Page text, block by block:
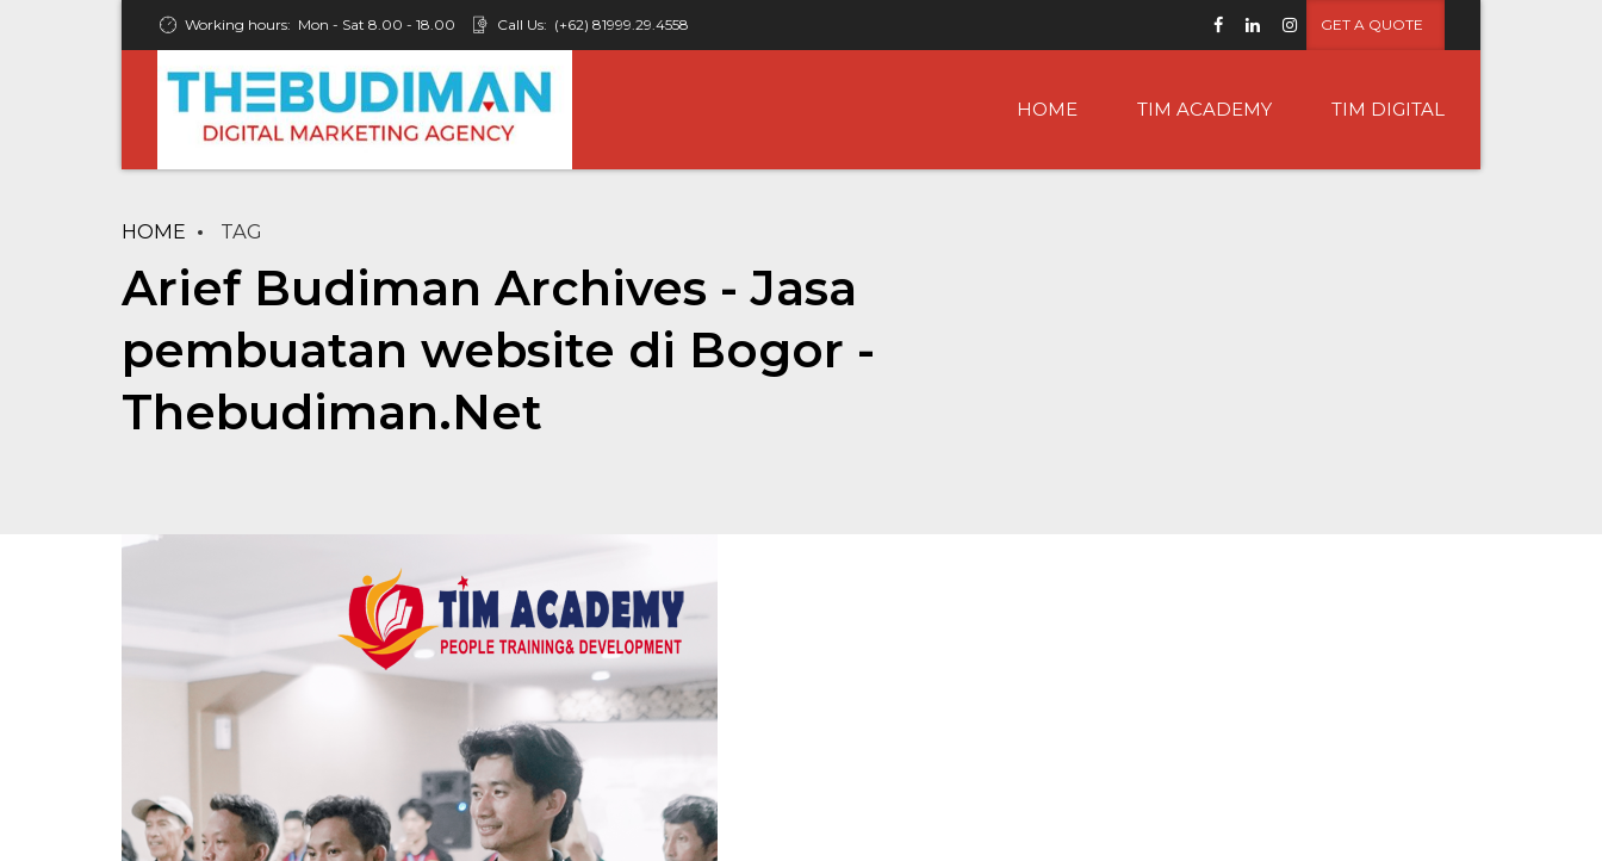
Working hours: Mon - Sat 8.00 - 18.00 Call Us: (+62) 81999.29.4558 GET A QUOTE
HOME TIM ACADEMY TIM DIGITAL
HOME TAG
Arief Budiman Archives - Jasa
pembuatan website di Bogor -
Thebudiman.Net